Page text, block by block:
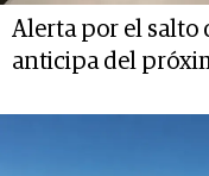
Alerta por el salto
anticipa del